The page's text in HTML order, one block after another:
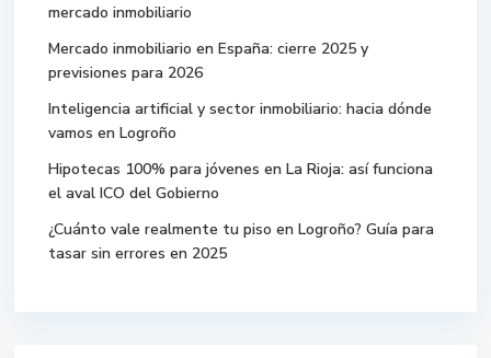
mercado inmobiliario
Mercado inmobiliario en España: cierre 2025 y
previsiones para 2026
Inteligencia artificial y sector inmobiliario: hacia dónde
vamos en Logroño
Hipotecas 100% para jóvenes en La Rioja: así funciona
el aval ICO del Gobierno
¿Cuánto vale realmente tu piso en Logroño? Guía para
tasar sin errores en 2025